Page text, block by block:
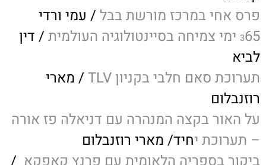
פרס אחי במרכז מורשת בבל / עמי ורדי
365 ימי צמיחה בסיינטולוגיה העולמית
/ דין
לביא
תערוכת סאם חלבי בקניון TLV
/ מארי
רוזנבלום
על האור בקצה המנהרה עם דניאלה פז אורה
– תערוכת יחיד/ מארי רוזנבלום